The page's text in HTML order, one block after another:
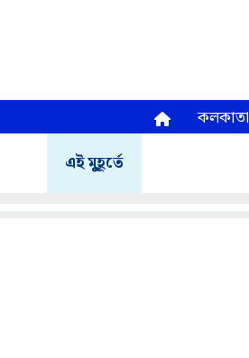
কলকাতা
এই মুহূর্তে